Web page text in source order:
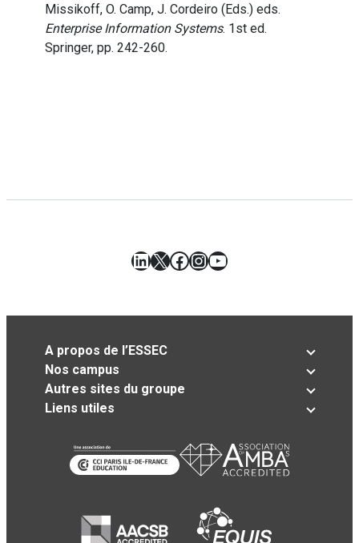
Missikoff, O. Camp, J. Cordeiro (Eds.) eds.
Enterprise Information Systems. 1st ed.
Springer, pp. 242-260.
LinkedIn
X Facebook
Instagram
YouTube
A propos de l’ESSEC
Nos campus
Autres sites du groupe
Liens utiles